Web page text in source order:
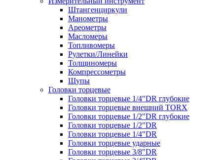
Штангенциркули
Манометры
Ареометры
Масломеры
Топливомеры
Рулетки/Линейки
Толщиномеры
Компрессометры
Щупы
Головки торцевые
Головки торцевые 1/4"DR глубокие
Головки торцевые внешний TORX
Головки торцевые 1/2"DR глубокие
Головки торцевые 1/2"DR
Головки торцевые 1/4"DR
Головки торцевые ударные
Головки торцевые 3/8"DR